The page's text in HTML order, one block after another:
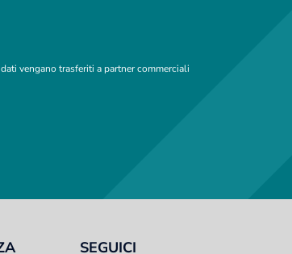
vengano trasferiti a partner commerciali
SEGUICI